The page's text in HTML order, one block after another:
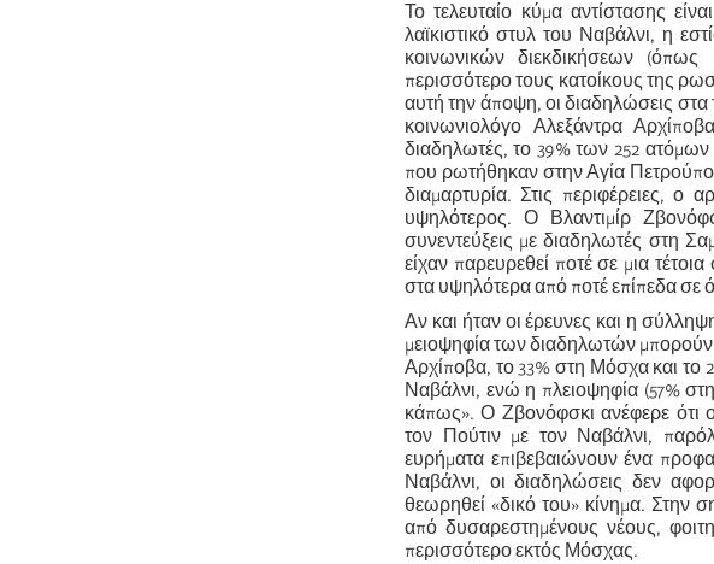
Το τελευταίο κύμα αντίστασης
λαϊκιστικό στυλ του Ναβάλνι, η
κοινωνικών διεκδικήσεων
περισσότερο τους κατοίκους της
αυτή την άποψη, οι διαδηλώσεις στα
κοινωνιολόγο Αλεξάντρα
διαδηλωτές, το 39% των 252
που ρωτήθηκαν στην Αγία
διαμαρτυρία. Στις περιφέρειες,
υψηλότερος. Ο Βλαντιμίρ
συνεντεύξεις με διαδηλωτές στη
είχαν παρευρεθεί ποτέ σε μια
στα υψηλότερα από ποτέ επίπεδα σε
Αν και ήταν οι έρευνες και η
μειοψηφία των διαδηλωτών
Αρχίποβα, το 33% στη Μόσχα και το
Ναβάλνι, ενώ η πλειοψηφία (57%
κάπως». Ο Ζβονόφσκι ανέφερε ότι
τον Πούτιν με τον Ναβάλνι,
ευρήματα επιβεβαιώνουν ένα
Ναβάλνι, οι διαδηλώσεις δεν
θεωρηθεί «δικό του» κίνημα. Στην
από δυσαρεστημένους νέους,
περισσότερο εκτός Μόσχας.